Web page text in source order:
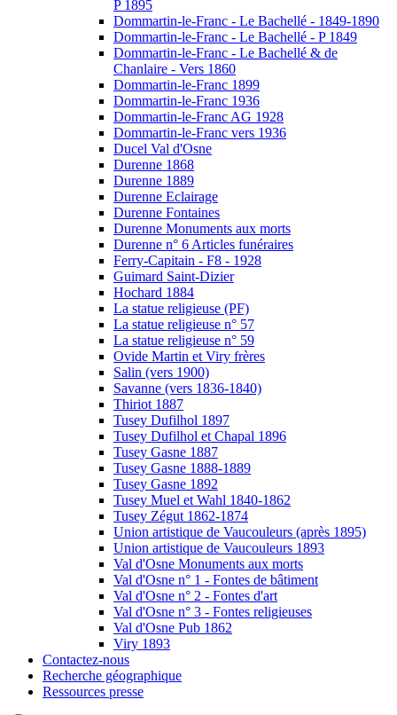
P 1895
Dommartin-le-Franc - Le Bachellé - 1849-1890
Dommartin-le-Franc - Le Bachellé - P 1849
Dommartin-le-Franc - Le Bachellé & de
Chanlaire - Vers 1860
Dommartin-le-Franc 1899
Dommartin-le-Franc 1936
Dommartin-le-Franc AG 1928
Dommartin-le-Franc vers 1936
Ducel Val d'Osne
Durenne 1868
Durenne 1889
Durenne Eclairage
Durenne Fontaines
Durenne Monuments aux morts
Durenne n° 6 Articles funéraires
Ferry-Capitain - F8 - 1928
Guimard Saint-Dizier
Hochard 1884
La statue religieuse (PF)
La statue religieuse n° 57
La statue religieuse n° 59
Ovide Martin et Viry frères
Salin (vers 1900)
Savanne (vers 1836-1840)
Thiriot 1887
Tusey Dufilhol 1897
Tusey Dufilhol et Chapal 1896
Tusey Gasne 1887
Tusey Gasne 1888-1889
Tusey Gasne 1892
Tusey Muel et Wahl 1840-1862
Tusey Zégut 1862-1874
Union artistique de Vaucouleurs (après 1895)
Union artistique de Vaucouleurs 1893
Val d'Osne Monuments aux morts
Val d'Osne n° 1 - Fontes de bâtiment
Val d'Osne n° 2 - Fontes d'art
Val d'Osne n° 3 - Fontes religieuses
Val d'Osne Pub 1862
Viry 1893
Contactez-nous
Recherche géographique
Ressources presse